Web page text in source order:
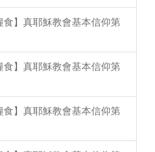
】真耶穌教會基本信仰第
】真耶穌教會基本信仰第
】真耶穌教會基本信仰第